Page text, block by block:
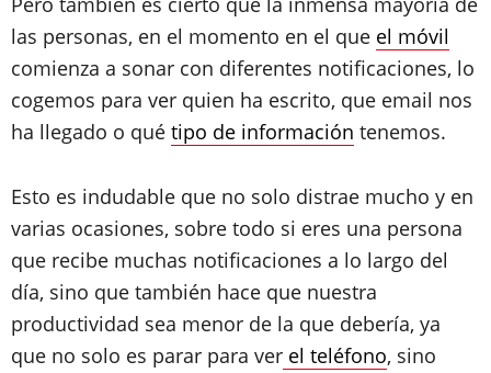
las personas, en el momento en el que el móvil
comienza a sonar con diferentes notificaciones, lo
cogemos para ver quien ha escrito, que email nos
ha llegado o qué tipo de información tenemos.
Esto es indudable que no solo distrae mucho y en
varias ocasiones, sobre todo si eres una persona
que recibe muchas notificaciones a lo largo del
día, sino que también hace que nuestra
productividad sea menor de la que debería, ya
que no solo es parar para ver el teléfono, sino